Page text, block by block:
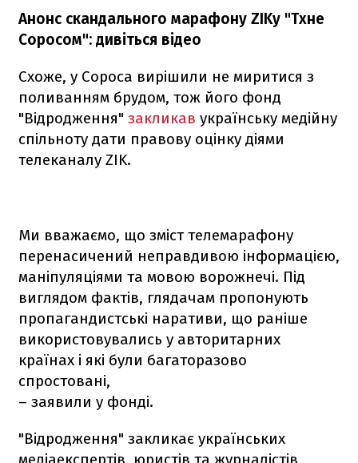
Анонс скандального марафону ZIKу "Тхне
Соросом": дивіться відео
Схоже, у Сороса вирішили не миритися з
поливанням брудом, тож його фонд
"Відродження" закликав українську медійну
спільноту дати правову оцінку діями
телеканалу ZIK.
Ми вважаємо, що зміст телемарафону
перенасичений неправдивою інформацією,
маніпуляціями та мовою ворожнечі. Під
виглядом фактів, глядачам пропонують
пропагандистські наративи, що раніше
використовувались у авторитарних
країнах і які були багаторазово
спростовані,
– заявили у фонді.
"Відродження" закликає українських
медіаекспертів, юристів та журналістів